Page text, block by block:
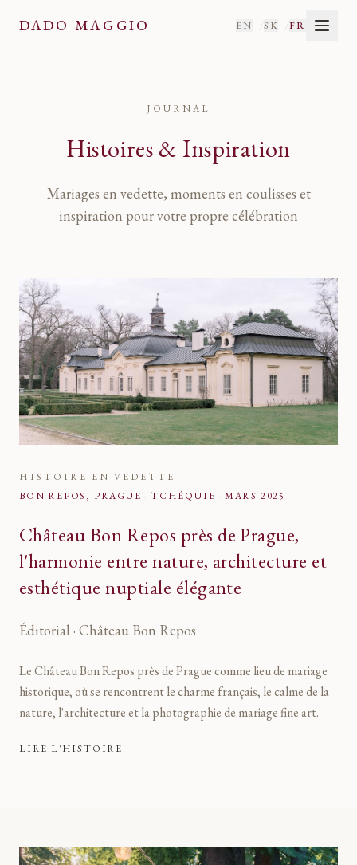
DADO MAGGIO EN /SK /FR
Histoires & Inspiration—
JOURNAL
Histoires & Inspiration
Mariages en vedette, moments en coulisses et
inspiration pour votre propre célébration
HISTOIRE EN VEDETTE
BON REPOS, PRAGUE · TCHÉQUIE · MARS 2025
Château Bon Repos près de Prague,
l'harmonie entre nature, architecture et
esthétique nuptiale élégante
Éditorial · Château Bon Repos
Le Château Bon Repos près de Prague comme lieu de mariage
historique, où se rencontrent le charme français, le calme de la
nature, l'architecture et la photographie de mariage fine art.
LIRE L'HISTOIRE